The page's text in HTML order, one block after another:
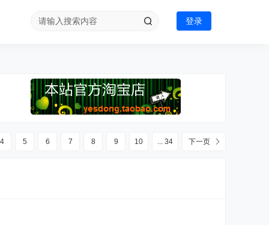
登录
4 5 6 7 8 9 10 ... 34 下一页